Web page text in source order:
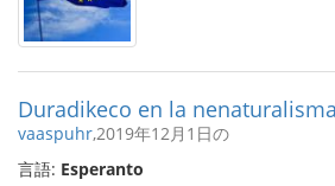
Duradikeco en la
vaaspuhr,2019年12月1日の
言語: Esperanto